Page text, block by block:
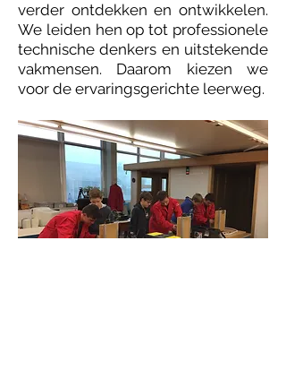
verder ontdekken en ontwikkelen.
We leiden hen op tot professionele
technische denkers en uitstekende
vakmensen. Daarom kiezen we
voor de ervaringsgerichte leerweg.